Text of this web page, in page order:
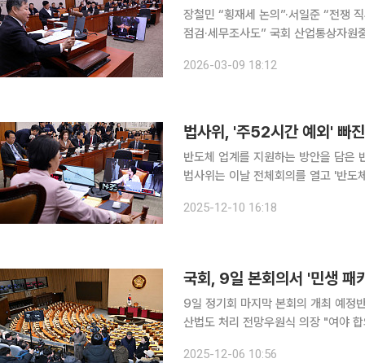
장철민 “횡재세 논의”·서일준 “전쟁
점검·세무조사도” 국회 산업통상자원중소벤처기업위원회 전체회의에서 여야 의원들은 이란 전쟁
2026-03-09 18:12
법사위, '주52시간 예외' 빠
반도체 업계를 지원하는 방안을 담은
법사위는 이날 전체회의를 열고 '반
체 클러스터 지정 및 기반 시설 조성
2025-12-10 16:18
9일 정기회 마지막 본회의 개최 예정
산법도 처리 전망우원식 의장 "여야 합의 존중해달라" 주문
업경쟁력강화특별법(반도체특별법)
2025-12-06 10:56